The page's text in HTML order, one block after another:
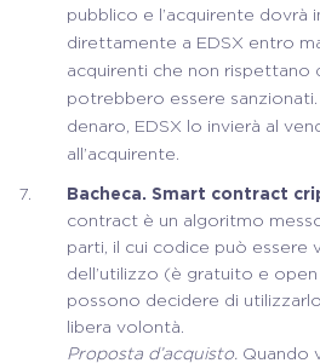
pubblico e l’acquirente dovrà
direttamente a EDSX entro
acquirenti che non rispettano
potrebbero essere
denaro, EDSX lo invierà al
all’acquirente.
Bacheca. Smart contract
contract è un algoritmo
parti, il cui codice può essere
dell’utilizzo (è gratuito e
possono decidere di
libera volontà.
Proposta d’acquisto. Quando